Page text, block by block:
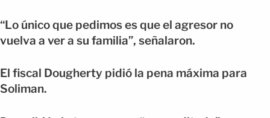
“Lo único que pedimos es que el agresor no
vuelva a ver a su familia”, señalaron.
El fiscal Dougherty pidió la pena máxima para
Soliman.